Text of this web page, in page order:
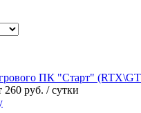
ПК "Старт"
260 руб. / сутки